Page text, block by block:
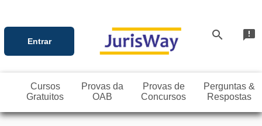
Entrar search announcement
Cursos
Gratuitos
Provas da
OAB
Provas de
Concursos
Perguntas &
Respostas